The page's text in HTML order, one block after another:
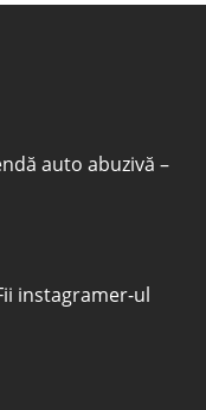
auto abuzivă –
instagramer-ul